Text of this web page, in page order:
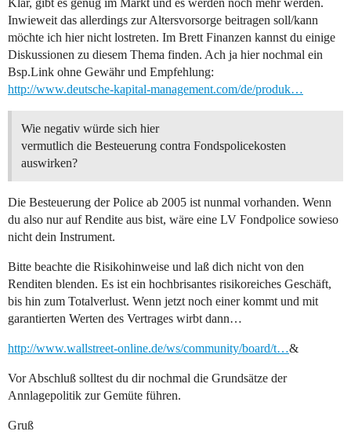
Klar, gibt es genug im Markt und es werden noch mehr werden.
Inwieweit das allerdings zur Altersvorsorge beitragen soll/kann
möchte ich hier nicht lostreten. Im Brett Finanzen kannst du einige
Diskussionen zu diesem Thema finden. Ach ja hier nochmal ein
Bsp.Link ohne Gewähr und Empfehlung:
http://www.deutsche-kapital-management.com/de/produk…
Wie negativ würde sich hier
vermutlich die Besteuerung contra Fondspolicekosten
auswirken?
Die Besteuerung der Police ab 2005 ist nunmal vorhanden. Wenn
du also nur auf Rendite aus bist, wäre eine LV Fondpolice sowieso
nicht dein Instrument.
Bitte beachte die Risikohinweise und laß dich nicht von den
Renditen blenden. Es ist ein hochbrisantes risikoreiches Geschäft,
bis hin zum Totalverlust. Wenn jetzt noch einer kommt und mit
garantierten Werten des Vertrages wirbt dann…
http://www.wallstreet-online.de/ws/community/board/t…&
Vor Abschluß solltest du dir nochmal die Grundsätze der
Annlagepolitik zur Gemüte führen.
Gruß